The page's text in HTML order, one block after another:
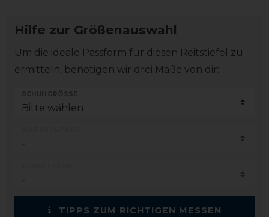
Hilfe zur Größenauswahl
Um die ideale Passform für diesen Reitstiefel zu
ermitteln, benötigen wir drei Maße von dir:
SCHUHGRÖSSE
TIPPS ZUM RICHTIGEN MESSEN